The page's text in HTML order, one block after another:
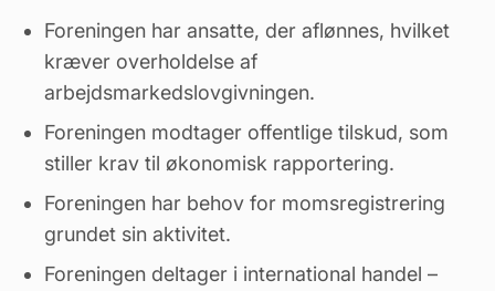
Foreningen har ansatte, der aflønnes, hvilket
kræver overholdelse af
arbejdsmarkedslovgivningen.
Foreningen modtager offentlige tilskud, som
stiller krav til økonomisk rapportering.
Foreningen har behov for momsregistrering
grundet sin aktivitet.
Foreningen deltager i international handel –